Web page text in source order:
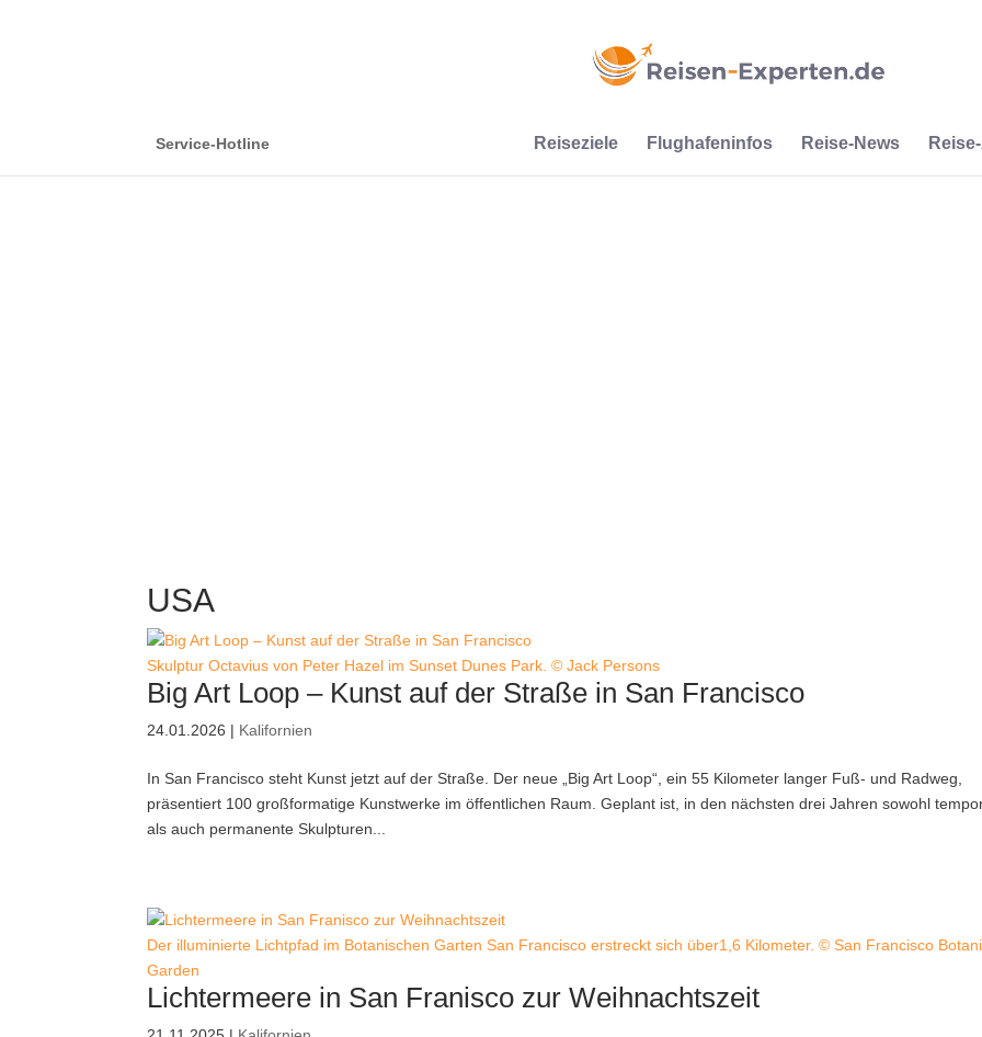
Service-Hotline Reiseziele Flughafeninfos Reise-News
USA
Skulptur Octavius von Peter Hazel im Sunset Dunes Park. © Jack Persons
Big Art Loop – Kunst auf der Straße in San Francisco
24.01.2026 | Kalifornien
In San Francisco steht Kunst jetzt auf der Straße. Der neue „Big Art Loop“, ein 55 Kilometer langer Fuß- und Radweg,
präsentiert 100 großformatige Kunstwerke im öffentlichen Raum. Geplant ist, in den nächsten drei Jahren sowohl
als auch permanente Skulpturen...
Der illuminierte Lichtpfad im Botanischen Garten San Francisco erstreckt sich über1,6 Kilometer. © San Francisco
Garden
Lichtermeere in San Franisco zur Weihnachtszeit